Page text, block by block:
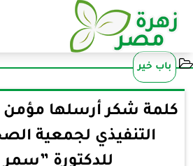
باب خير
كلمة شكر أرسلها مؤمن
التنفيذي لجمعية
للدكتورة ”سمر